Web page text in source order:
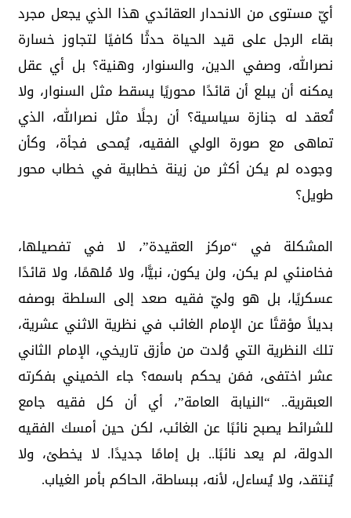
أيّ مستوى من الانحدار العقائدي هذا الذي يجعل مجرد
بقاء الرجل على قيد الحياة حدثًا كافيًا لتجاوز خسارة
نصرالله، وصفي الدين، والسنوار، وهنية؟ بل أي عقل
يمكنه أن يبلع أن قائدًا محوريًا يسقط مثل السنوار، ولا
تُعقد له جنازة سياسية؟ أن رجلًا مثل نصرالله، الذي
تماهى مع صورة الولي الفقيه، يُمحى فجأة، وكأن
وجوده لم يكن أكثر من زينة خطابية في خطاب محور
طويل؟
المشكلة في “مركز العقيدة”، لا في تفصيلها،
فخامنئي لم يكن، ولن يكون، نبيًّا، ولا مُلهمًا، ولا قائدًا
عسكريًا، بل هو وليّ فقيه صعد إلى السلطة بوصفه
بديلاً مؤقتًا عن الإمام الغائب في نظرية الاثني عشرية،
تلك النظرية التي وُلدت من مأزق تاريخي، الإمام الثاني
عشر اختفى، فمَن يحكم باسمه؟ جاء الخميني بفكرته
العبقرية.. “النيابة العامة”، أي أن كل فقيه جامع
للشرائط يصبح نائبًا عن الغائب، لكن حين أمسك الفقيه
الدولة، لم يعد نائبًا.. بل إمامًا جديدًا. لا يخطئ، ولا
يُنتقد، ولا يُساءل، لأنه، ببساطة، الحاكم بأمر الغياب.